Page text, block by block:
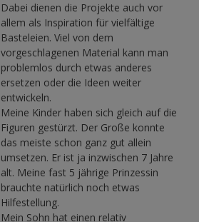
Dabei dienen die Projekte auch vor
allem als Inspiration für vielfältige
Basteleien. Viel von dem
vorgeschlagenen Material kann man
problemlos durch etwas anderes
ersetzen oder die Ideen weiter
entwickeln.
Meine Kinder haben sich gleich auf die
Figuren gestürzt. Der Große konnte
das meiste schon ganz gut allein
umsetzen. Er ist ja inzwischen 7 Jahre
alt. Meine fast 5 jährige Prinzessin
brauchte natürlich noch etwas
Hilfestellung.
Mein Sohn hat einen relativ